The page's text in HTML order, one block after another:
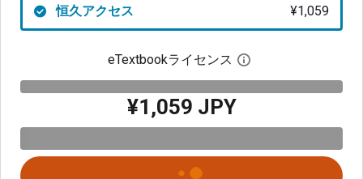
恒久アクセス ¥1,059
eTextbookライセンス デジタルライセン
¥1,059 JPY